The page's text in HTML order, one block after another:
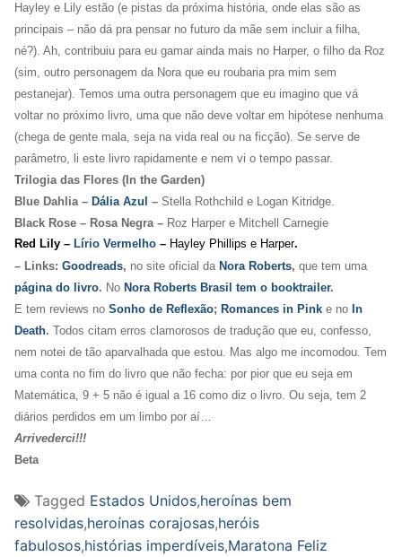
Hayley e Lily estão (e pistas da próxima história, onde elas são as
principais – não dá pra pensar no futuro da mãe sem incluir a filha,
né?). Ah, contribuiu para eu gamar ainda mais no Harper, o filho da Roz
(sim, outro personagem da Nora que eu roubaria pra mim sem
pestanejar). Temos uma outra personagem que eu imagino que vá
voltar no próximo livro, uma que não deve voltar em hipótese nenhuma
(chega de gente mala, seja na vida real ou na ficção). Se serve de
parâmetro, li este livro rapidamente e nem vi o tempo passar.
Trilogia das Flores (In the Garden)
Blue Dahlia – Dália Azul – Stella Rothchild e Logan Kitridge.
Black Rose – Rosa Negra– Roz Harper e Mitchell Carnegie
Red Lily – Lírio Vermelho – Hayley Phillips e Harper.
– Links: Goodreads, no site oficial da Nora Roberts, que tem uma
página do livro. No Nora Roberts Brasil tem o booktrailer.
E tem reviews no Sonho de Reflexão; Romances in Pink e no In
Death. Todos citam erros clamorosos de tradução que eu, confesso,
nem notei de tão aparvalhada que estou. Mas algo me incomodou. Tem
uma conta no fim do livro que não fecha: por pior que eu seja em
Matemática, 9 + 5 não é igual a 16 como diz o livro. Ou seja, tem 2
diários perdidos em um limbo por aí…
Arrivederci!!!
Beta
Tagged Estados Unidos,heroínas bem
resolvidas,heroínas corajosas,heróis
fabulosos,histórias imperdíveis,Maratona Feliz